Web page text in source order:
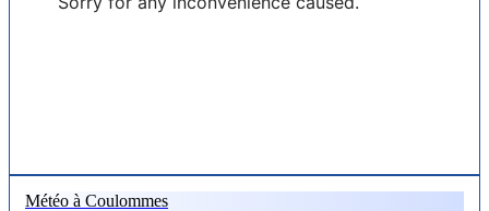
Météo à Coulommes